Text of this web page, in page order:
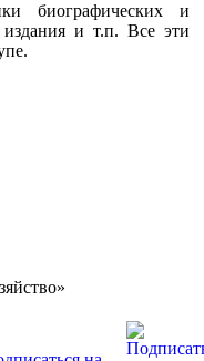
биографических и
и т.п. Все эти